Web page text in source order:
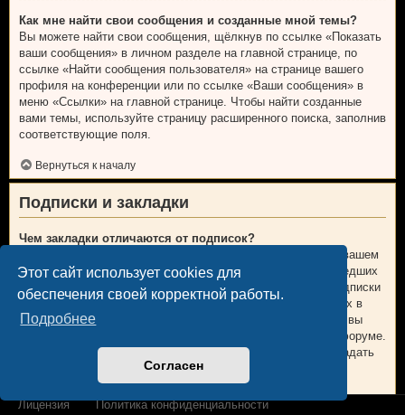
Этот сайт использует cookies для
обеспечения своей корректной работы.
Подробнее
Согласен
Как мне найти свои сообщения и созданные мной темы?
Вы можете найти свои сообщения, щёлкнув по ссылке «Показать
ваши сообщения» в личном разделе на главной странице, по
ссылке «Найти сообщения пользователя» на странице вашего
профиля на конференции или по ссылке «Ваши сообщения» в
меню «Ссылки» на главной странице. Чтобы найти созданные
вами темы, используйте страницу расширенного поиска, заполнив
соответствующие поля.
Вернуться к началу
Подписки и закладки
Чем закладки отличаются от подписок?
В phpBB 3.0 закладки были больше похожи на закладки в вашем
веб-браузере. Вы не получали предупреждений о произошедших
изменениях. В phpBB 3.1 закладки больше напоминают подписки
на темы. Вы можете получать уведомления об обновлениях в
теме, находящейся у вас в закладках. В случае подписки, вы
будете получать уведомления об изменениях в теме или форуме.
Настройки уведомлений для закладок и подписок можно задать
на вкладке «Личные настройки» личного раздела.
Вернуться к началу
Лицензия Политика конфиденциальности